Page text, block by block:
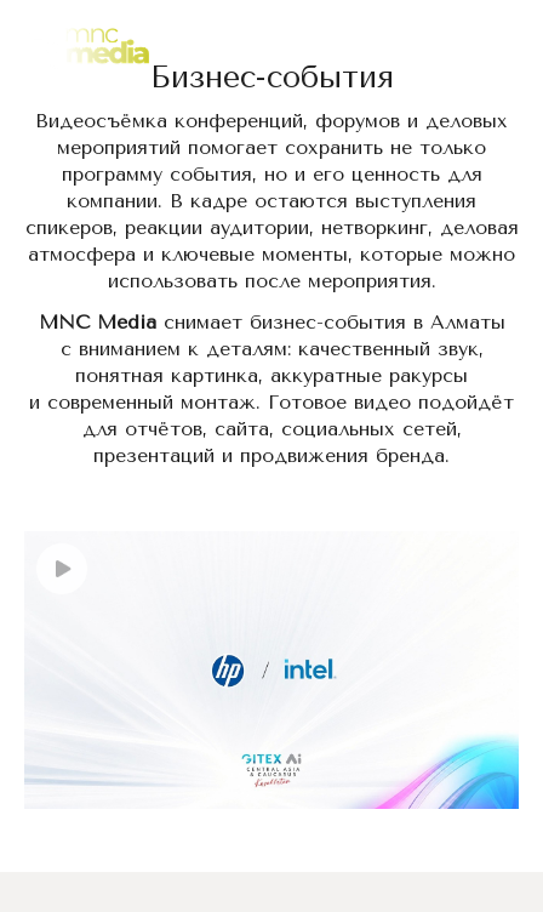
Бизнес-события
Видеосъёмка конференций, форумов и деловых
мероприятий помогает сохранить не только
программу события, но и его ценность для
компании. В кадре остаются выступления
спикеров, реакции аудитории, нетворкинг, деловая
атмосфера и ключевые моменты, которые можно
использовать после мероприятия.
MNC Mediaснимает бизнес-события в Алматы
с вниманием к деталям: качественный звук,
понятная картинка, аккуратные ракурсы
и современный монтаж. Готовое видео подойдёт
для отчётов, сайта, социальных сетей,
презентаций и продвижения бренда.